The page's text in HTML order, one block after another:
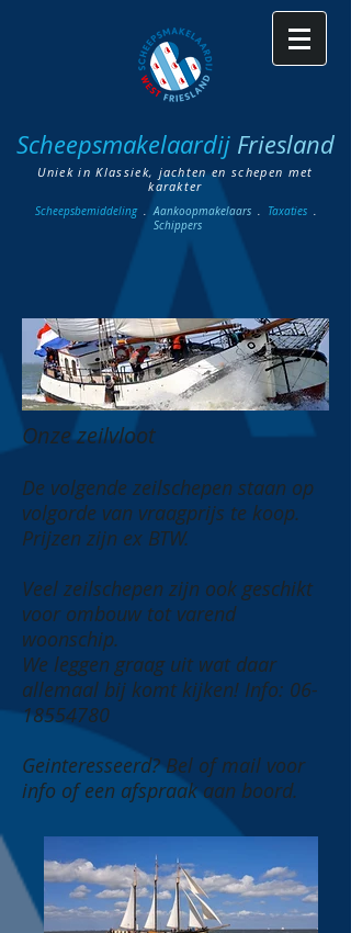
Scheepsmakelaardij Friesland
Uniek in Klassiek, jachten en schepen met
karakter
Scheepsbemiddeling .Aankoopmakelaars . Taxaties .
Schippers
Onze zeilvloot
De volgende zeilschepen staan op
volgorde van vraagprijs te koop.
Prijzen zijn ex BTW.
Veel zeilschepen zijn ook geschikt
voor ombouw tot varend
woonschip.
We leggen graag uit wat daar
allemaal bij komt kijken! Info: 06-
18554780
Geinteresseerd? Bel of mail voor
info of een afspraak aan boord.